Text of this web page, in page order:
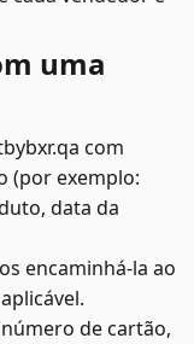
uma
com
(por exemplo:
data da
encaminhá-la ao
de cartão,